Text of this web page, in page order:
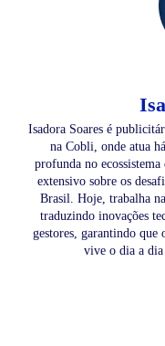
Isadora Soares é
na Cobli, onde atua
profunda no
extensivo sobre os
Brasil. Hoje, trabalha
traduzindo inovações
gestores, garantindo que
vive o dia a dia